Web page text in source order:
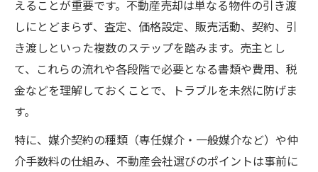
えることが重要です。不動産売却は単なる物件の引き渡
しにとどまらず、査定、価格設定、販売活動、契約、引
き渡しといった複数のステップを踏みます。売主とし
て、これらの流れや各段階で必要となる書類や費用、税
金などを理解しておくことで、トラブルを未然に防げま
す。
特に、媒介契約の種類（専任媒介・一般媒介など）や仲
介手数料の仕組み、不動産会社選びのポイントは事前に